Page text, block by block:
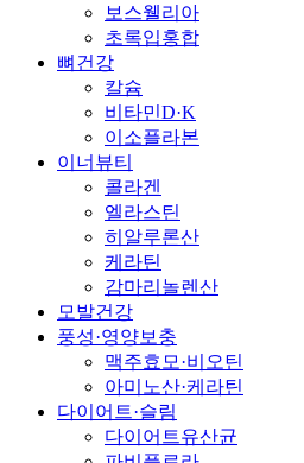
보스웰리아
초록입홍합
뼈건강
칼슘
비타민D·K
이소플라본
이너뷰티
콜라겐
엘라스틴
히알루론산
케라틴
감마리놀렌산
모발건강
풍성·영양보충
맥주효모·비오틴
아미노산·케라틴
다이어트·슬림
다이어트유산균